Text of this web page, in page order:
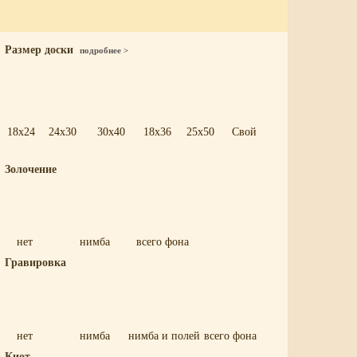
Размер доски подробнее >
18x24 24x30 30x40 18x36 25x50 Свой
Золочение
нет нимба
всего фона
Гравировка
нет нимба нимба и полей всего фона